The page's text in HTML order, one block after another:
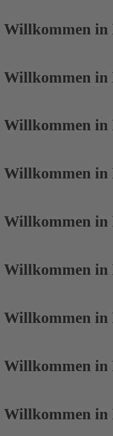
Willkommen in
Willkommen in
Willkommen in
Willkommen in
Willkommen in
Willkommen in
Willkommen in
Willkommen in
Willkommen in